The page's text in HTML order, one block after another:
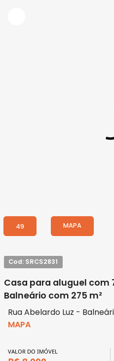
49 MAPA
Cod: SRCS2831
Casa para aluguel com
Balneário com 275 m²
Rua Abelardo Luz -
MAPA
VALOR DO IMÓVEL